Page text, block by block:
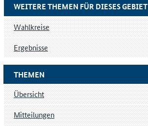
THEMEN
Übersicht
Mitteilungen
WEITERE THEMEN FÜR DIESES GEBIET
Wahlkreise
Ergebnisse